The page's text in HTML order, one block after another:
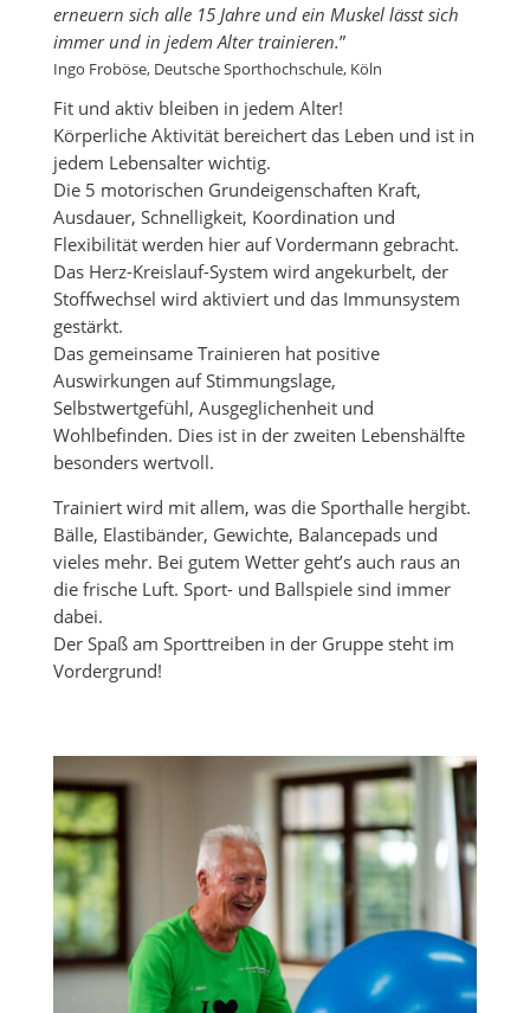
erneuern sich alle 15 Jahre und ein Muskel lässt sich
immer und in jedem Alter trainieren.”
Ingo Froböse, Deutsche Sporthochschule, Köln
Fit und aktiv bleiben in jedem Alter!
Körperliche Aktivität bereichert das Leben und ist in
jedem Lebensalter wichtig.
Die 5 motorischen Grundeigenschaften Kraft,
Ausdauer, Schnelligkeit, Koordination und
Flexibilität werden hier auf Vordermann gebracht.
Das Herz-Kreislauf-System wird angekurbelt, der
Stoffwechsel wird aktiviert und das Immunsystem
gestärkt.
Das gemeinsame Trainieren hat positive
Auswirkungen auf Stimmungslage,
Selbstwertgefühl, Ausgeglichenheit und
Wohlbefinden. Dies ist in der zweiten Lebenshälfte
besonders wertvoll.
Trainiert wird mit allem, was die Sporthalle hergibt.
Bälle, Elastibänder, Gewichte, Balancepads und
vieles mehr. Bei gutem Wetter geht’s auch raus an
die frische Luft. Sport- und Ballspiele sind immer
dabei.
Der Spaß am Sporttreiben in der Gruppe steht im
Vordergrund!